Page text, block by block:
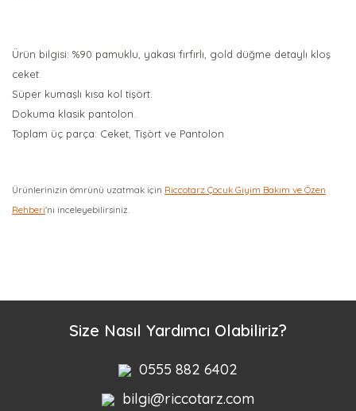
Ürün bilgisi: %90 pamuklu, yakası fırfırlı, gold düğme detaylı kloş
ceket.
Süper kumaşlı kısa kol tişört.
Dokuma klasik pantolon.
Toplam üç parça: Ceket, Tişört ve Pantolon
Ürünlerinizin ömrünü uzatmak için Riccotarz Çocuk Giyim Bakım ve Özen
Rehberi'ni inceleyebilirsiniz.
Size Nasıl Yardımcı Olabiliriz?
0555 882 6402
bilgi@riccotarz.com